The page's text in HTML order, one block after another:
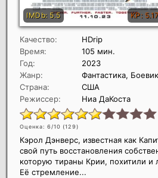
Качество:
HDrip
Время:
105 мин.
Год:
2023
Жанр:
Фантастика, Боевик
Страна:
США
Режиссер:
Ниа ДаКоста
Оценка: 6/10 (129)
Кэрол Дэнверс, известная как
свой путь восстановления
которую тираны Крии, похитили и
Её стремление...